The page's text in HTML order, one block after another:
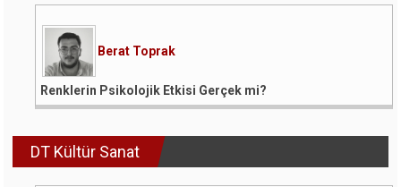
Berat Toprak
Renklerin Psikolojik Etkisi Gerçek mi?
DT Kültür Sanat